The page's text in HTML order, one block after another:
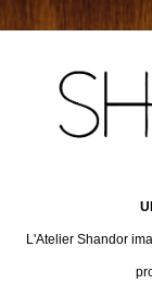
L'Atelier Shandor